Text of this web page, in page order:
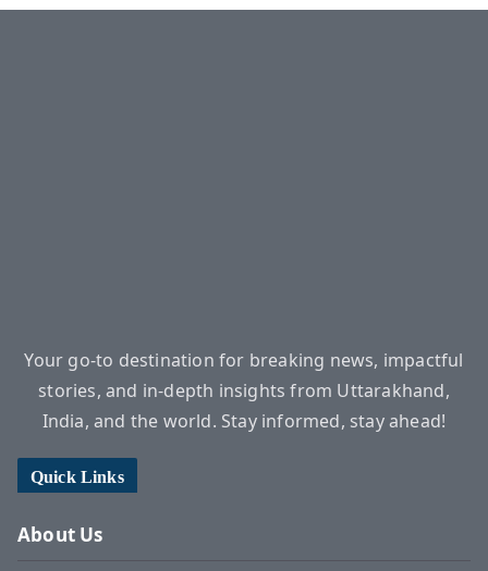
Your go-to destination for breaking news, impactful
stories, and in-depth insights from Uttarakhand,
India, and the world. Stay informed, stay ahead!
Quick Links
About Us